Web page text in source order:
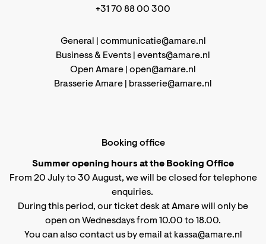
+31 70 88 00 300
General | communicatie@amare.nl
Business & Events | events@amare.nl
Open Amare | open@amare.nl
Brasserie Amare |
brasserie@amare.nl
Booking office
Summer opening hours at the Booking Office
From 20 July to 30 August, we will be closed for telephone
enquiries.
During this period, our ticket desk at Amare will only be
open on Wednesdays from 10.00 to 18.00.
You can also contact us by email at kassa@amare.nl